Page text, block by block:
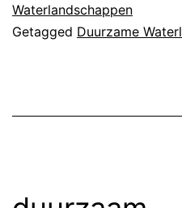
Waterlandschappen
Getagged Duurzame